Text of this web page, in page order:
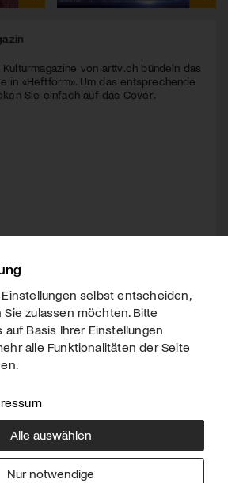
von arttv.ch bündeln das
in «Heftform». Um das entsprechende
Sie einfach auf das Cover.
Downloads
Werben
Impressum
selbst entscheiden,
zulassen möchten. Bitte
auf Basis Ihrer Einstellungen
alle Funktionalitäten der Seite
Alle auswählen
Nur notwendige